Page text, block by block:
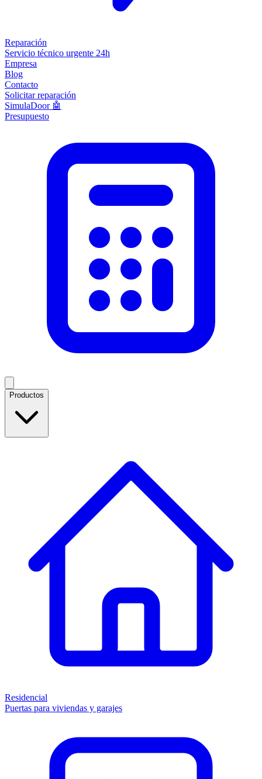
Reparación
Servicio técnico urgente 24h
Empresa
Blog
Contacto
Solicitar reparación
SimulaDoor 🤖
Presupuesto
Productos
Residencial
Puertas para viviendas y garajes